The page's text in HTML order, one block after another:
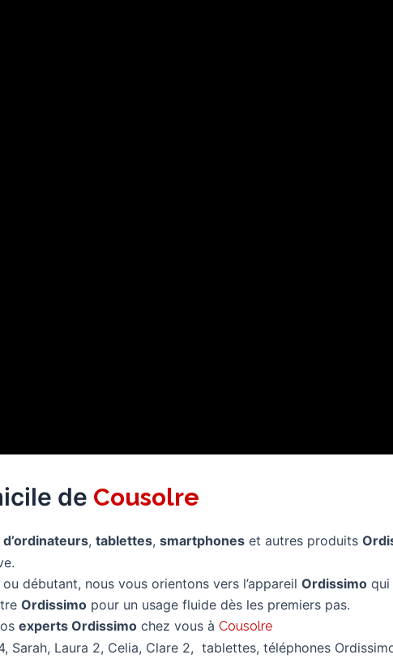
de Cousolre
d’ordinateurs, tablettes, smartphones et autres produits
débutant, nous vous orientons vers l’appareil Ordissimo qui
Ordissimo pour un usage fluide dès les premiers pas.
experts Ordissimo chez vous à Cousolre
Sarah, Laura 2, Celia, Clare 2, tablettes, téléphones